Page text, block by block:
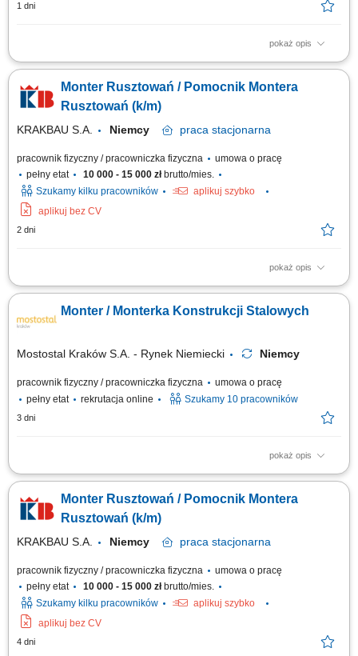
1 dni
pokaż opis
Opis stanowiska: Składanie i dopasowywanie konstrukcji stalowych
MAG przygotowujących elementy do spawania. Obróbka i przygotowanie
materiałów z wykorzystaniem palnika gazowego. Kontrola zgodności
Monter Rusztowań / Pomocnik Montera
Rusztowań (k/m)
KRAKBAU S.A. Niemcy praca stacjonarna
pracownik fizyczny / pracowniczka fizyczna
umowa o pracę
pełny etat
10 000 - 15 000 złbrutto/mies.
Szukamy kilku pracowników
aplikuj szybko
aplikuj bez CV
2 dni
pokaż opis
Zakres obowiązków: Montaż oraz demontaż rusztowań na obiektach
brygadzistą przy realizacji projektów;
Monter / Monterka Konstrukcji Stalowych
Mostostal Kraków S.A. - Rynek Niemiecki Niemcy
pracownik fizyczny / pracowniczka fizyczna
umowa o pracę
pełny etat
rekrutacja online Szukamy 10 pracowników
3 dni
pokaż opis
Opis stanowiska: Montaż konstrukcji stalowych na podstawie rysunku
podesty. Sczepianie elementów metodą MAG przed procesem spawania.
Wykorzystywanie palnika gazowego do przygotowania elementów.
Monter Rusztowań / Pomocnik Montera
Rusztowań (k/m)
KRAKBAU S.A. Niemcy praca stacjonarna
pracownik fizyczny / pracowniczka fizyczna
umowa o pracę
pełny etat
10 000 - 15 000 złbrutto/mies.
Szukamy kilku pracowników
aplikuj szybko
aplikuj bez CV
4 dni